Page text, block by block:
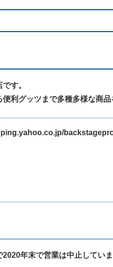
す。
利グッツまで多種多様な商品
年末で営業は中止していま